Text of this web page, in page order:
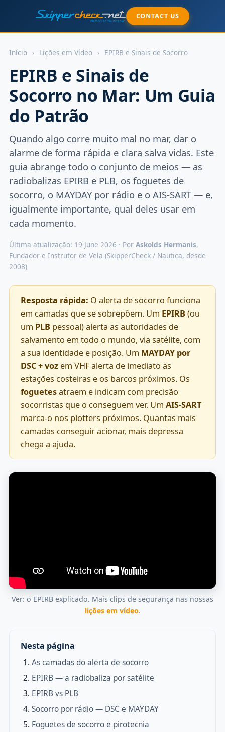
CONTACT US
Início › Lições em Vídeo › EPIRB e Sinais de Socorro
EPIRB e Sinais de
Socorro no Mar: Um Guia
do Patrão
Quando algo corre muito mal no mar, dar o
alarme de forma rápida e clara salva vidas. Este
guia abrange todo o conjunto de meios — as
radiobalizas EPIRB e PLB, os foguetes de
socorro, o MAYDAY por rádio e o AIS-SART — e,
igualmente importante, qual deles usar em
cada momento.
Última atualização: 19 June 2026 · Por Askolds Hermanis,
Fundador e Instrutor de Vela (SkipperCheck / Nautica, desde
2008)
Resposta rápida: O alerta de socorro funciona
em camadas que se sobrepõem. Um EPIRB (ou
um PLB pessoal) alerta as autoridades de
salvamento em todo o mundo, via satélite, com
a sua identidade e posição. Um MAYDAY por
DSC + voz em VHF alerta de imediato as
estações costeiras e os barcos próximos. Os
foguetesatraem e indicam com precisão
socorristas que o conseguem ver. Um AIS-SART
marca-o nos plotters próximos. Quantas mais
camadas conseguir acionar, mais depressa
chega a ajuda.
Ver: o EPIRB explicado. Mais clips de segurança nas nossas
lições em vídeo.
Nesta página
As camadas do alerta de socorro
EPIRB — a radiobaliza por satélite
EPIRB vs PLB
Socorro por rádio — DSC e MAYDAY
Foguetes de socorro e pirotecnia